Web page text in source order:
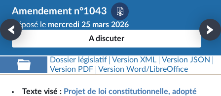
Amendement n°1043
Déposé le mercredi 25 mars 2026
A discuter
Dossier législatif Version XML
Version JSON
Version PDF
Version Word/LibreOffice
Texte visé : Projet de loi constitutionnelle, adopté